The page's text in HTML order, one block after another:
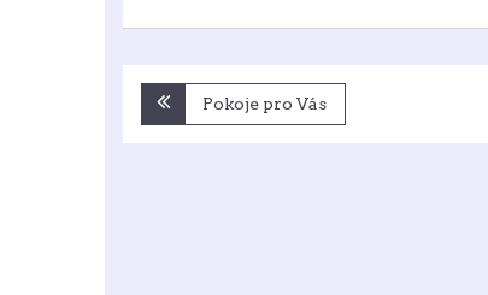
NavigacePokoje pro Vás